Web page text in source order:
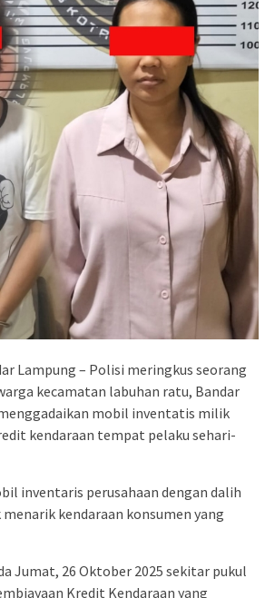
Lampung – Polisi meringkus seorang
kecamatan labuhan ratu, Bandar
mobil inventatis milik
kendaraan tempat pelaku sehari-
inventaris perusahaan dengan dalih
kendaraan konsumen yang
Jumat, 26 Oktober 2025 sekitar pukul
Kredit Kendaraan yang